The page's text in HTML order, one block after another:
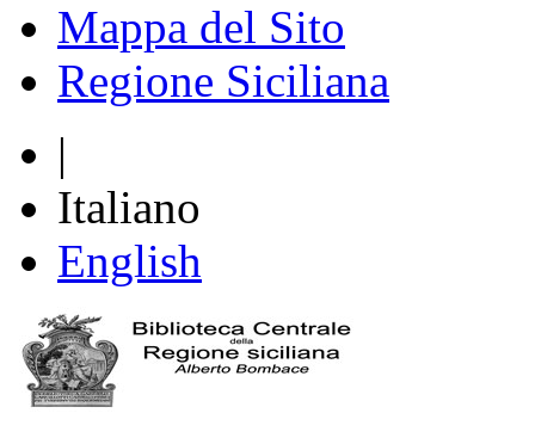
Mappa del Sito
Regione Siciliana
|
Italiano
English